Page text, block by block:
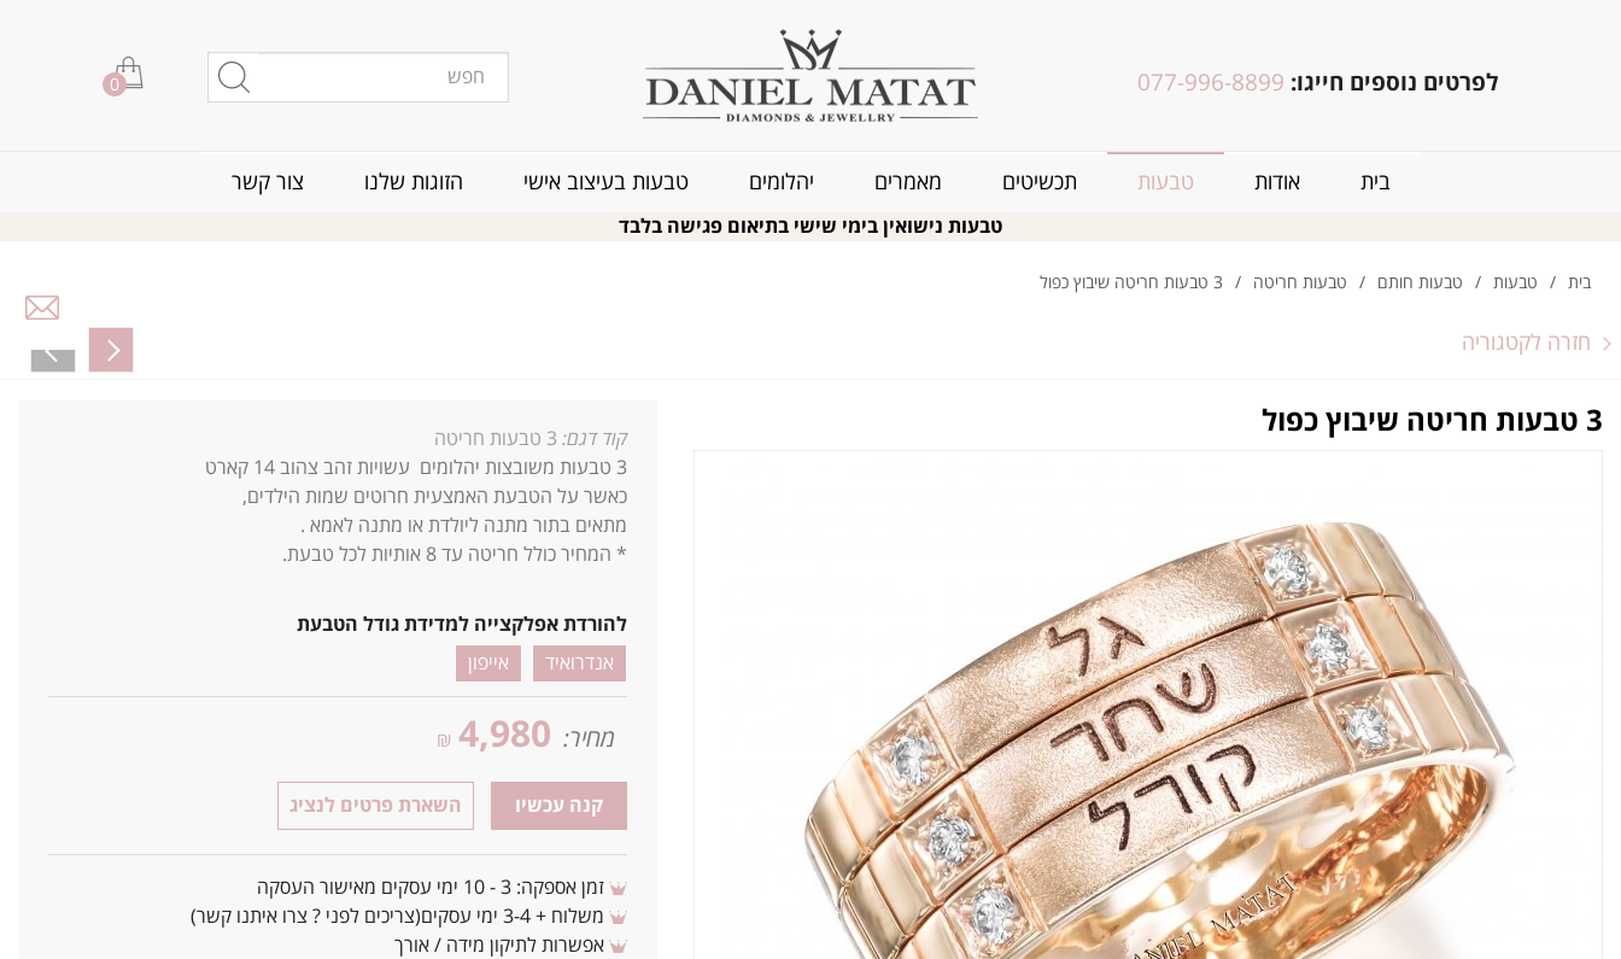
לפרטים נוספים חייגו: 077-996-8899
0
בית אודות טבעות תכשיטים מאמרים יהלומים טבעות בעיצוב אישי הזוגות שלנו צור קשר
טבעות נישואין בימי שישי בתיאום פגישה בלבד
בית / טבעות / טבעות חותם / טבעות חריטה / 3 טבעות חריטה שיבוץ כפול
חזרה לקטגוריה
3 טבעות חריטה שיבוץ כפול קוד דגם: 3 טבעות חריטה
3 טבעות משובצות יהלומים עשויות זהב צהוב 14 קארט
כאשר על הטבעת האמצעית חרוטים שמות הילדים,
מתאים בתור מתנה ליולדת או מתנה לאמא .
* המחיר כולל חריטה עד 8 אותיות לכל טבעת.
להורדת אפלקצייה למדידת גודל הטבעת
אנדרואיד
אייפון
מחיר: 4,980
₪
קנה עכשיו השארת פרטים לנציג
זמן אספקה: 3 - 10 ימי עסקים מאישור העסקה
משלוח + 3-4 ימי עסקים(צריכים לפני ? צרו איתנו קשר)
אפשרות לתיקון מידה / אורך